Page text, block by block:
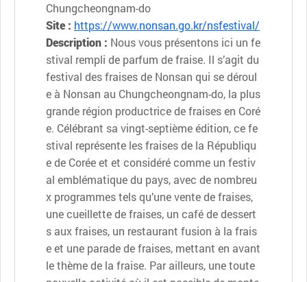
Chungcheongnam-do
Site : https://www.nonsan.go.kr/nsfestival/
Description : Nous vous présentons ici un fe
stival rempli de parfum de fraise. Il s’agit du
festival des fraises de Nonsan qui se déroul
e à Nonsan au Chungcheongnam-do, la plus
grande région productrice de fraises en Coré
e. Célébrant sa vingt-septième édition, ce fe
stival représente les fraises de la Républiqu
e de Corée et et considéré comme un festiv
al emblématique du pays, avec de nombreu
x programmes tels qu’une vente de fraises,
une cueillette de fraises, un café de dessert
s aux fraises, un restaurant fusion à la frais
e et une parade de fraises, mettant en avant
le thème de la fraise. Par ailleurs, une toute